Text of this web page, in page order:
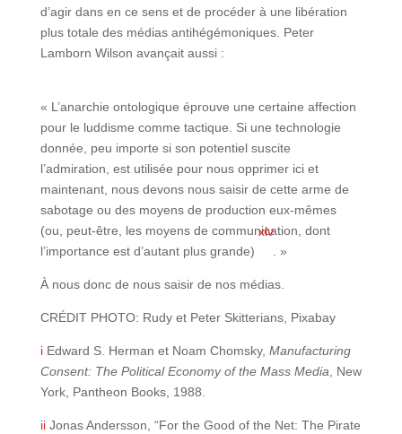
d’agir dans en ce sens et de procéder à une libération
plus totale des médias antihégémoniques. Peter
Lamborn Wilson avançait aussi :
« L’anarchie ontologique éprouve une certaine affection
pour le luddisme comme tactique. Si une technologie
donnée, peu importe si son potentiel suscite
l’admiration, est utilisée pour nous opprimer ici et
maintenant, nous devons nous saisir de cette arme de
sabotage ou des moyens de production eux-mêmes
(ou, peut-être, les moyens de communication, dont
l’importance est d’autant plus grande)
xlv
. »
À nous donc de nous saisir de nos médias.
CRÉDIT PHOTO: Rudy et Peter Skitterians, Pixabay
iEdward S. Herman et Noam Chomsky, Manufacturing
Consent: The Political Economy of the Mass Media, New
York, Pantheon Books, 1988.
iiJonas Andersson, “For the Good of the Net: The Pirate